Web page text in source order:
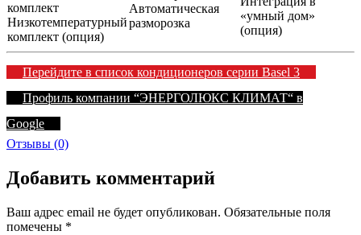
Низкотемпературный
комплект (опция)
Автоматическая
разморозка
«умный дом»
(опция)
Перейдите в список кондиционеров серии Basel 3
Профиль компании “ЭНЕРГОЛЮКС КЛИМАТ“ в
Google
Отзывы (0)
Добавить комментарий
Ваш адрес email не будет опубликован. Обязательные поля
помечены *